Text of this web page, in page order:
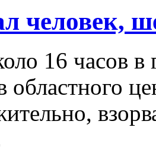
человек,
16 часов
областного